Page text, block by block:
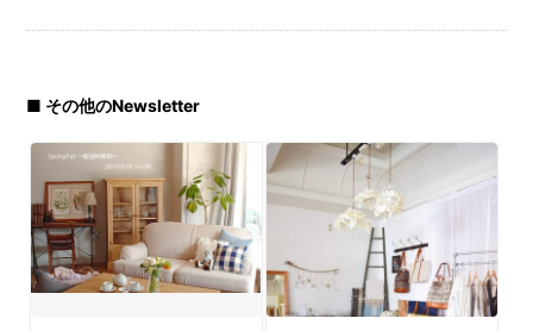
■ その他のNewsletter